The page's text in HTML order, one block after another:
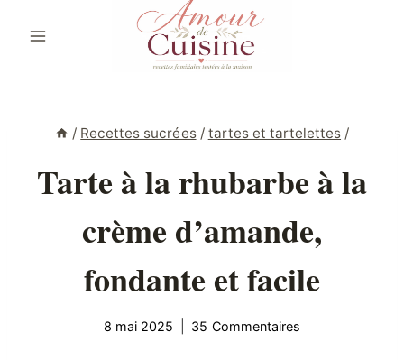
/ Recettes sucrées / tartes et tartelettes /
Tarte à la rhubarbe à la
crème d’amande,
fondante et facile
8 mai 2025 35 Commentaires